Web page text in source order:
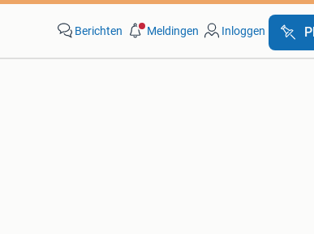
Berichten Meldingen Inloggen